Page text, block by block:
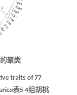
聚类
traits of 77
表5 4组胡桃